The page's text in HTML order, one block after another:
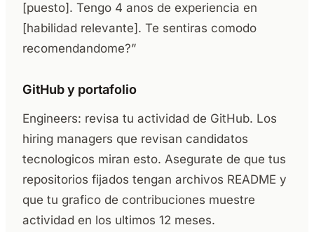
[puesto]. Tengo 4 anos de experiencia en
[habilidad relevante]. Te sentiras comodo
recomendandome?”
GitHub y portafolio
Engineers: revisa tu actividad de GitHub. Los
hiring managers que revisan candidatos
tecnologicos miran esto. Asegurate de que tus
repositorios fijados tengan archivos README y
que tu grafico de contribuciones muestre
actividad en los ultimos 12 meses.